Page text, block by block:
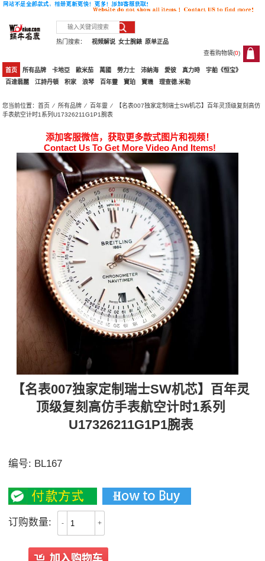
热门搜索： 原单正品
女士腕錶
视频解说
查看购物袋(0)
0
首页 所有品牌 卡地亞 歐米茄 萬國 勞力士 沛納海 愛彼 真力時
宇舶《恒宝》
百達翡麗
江詩丹頓 积家 浪琴 百年靈 寶珀 寶璣 理查德.米勒
您当前位置：首页 ⁄所有品牌 ⁄ 百年靈 ⁄ 【名表007独家定制瑞士SW机芯】百年灵顶级复刻高仿
手表航空计时1系列U17326211G1P1腕表
添加客服微信，获取更多款式图片和视频！
Contact Us To Get More Video And Items!
【名表007独家定制瑞士SW机芯】百年灵
顶级复刻高仿手表航空计时1系列
U17326211G1P1腕表
编号: BL167
订购数量: - +